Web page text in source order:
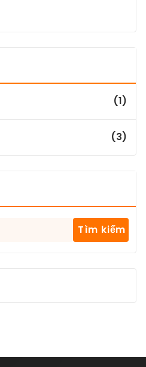
(1)
(3)